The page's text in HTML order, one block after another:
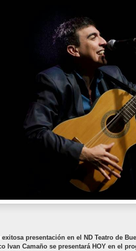
exitosa presentación en el ND Teatro de
Ivan Camaño se presentará HOY en el